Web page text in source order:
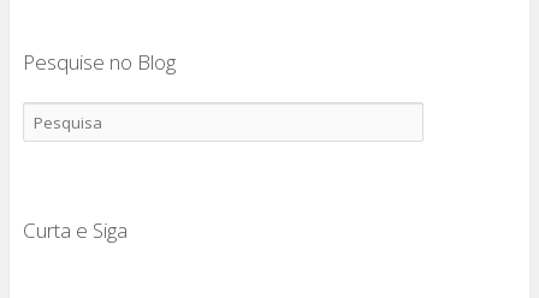
Pesquise no Blog
Curta e Siga